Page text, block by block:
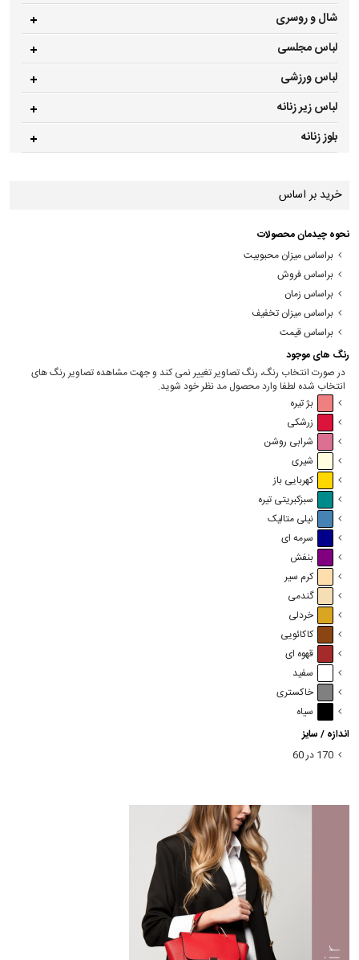
شال و روسری
لباس مجلسی
لباس ورزشی
لباس زیر زنانه
بلوز زنانه
خرید بر اساس
نحوه چیدمان محصولات
براساس میزان محبوبیت
براساس فروش
براساس زمان
براساس میزان تخفیف
براساس قیمت
رنگ های موجود
در صورت انتخاب رنگ، رنگ تصاویر تغییر نمی کند و جهت مشاهده تصاویر رنگ های
انتخاب شده لطفا وارد محصول مد نظر خود شوید.
بژ تیره
زرشکی
شرابی روشن
شیری
کهربایی باز
سبزکبریتی تیره
نیلی متالیک
سرمه ای
بنفش
کرم سیر
گندمی
خردلی
کاکائویی
قهوه ای
سفید
خاکستری
سیاه
اندازه / سایز
170 در 60